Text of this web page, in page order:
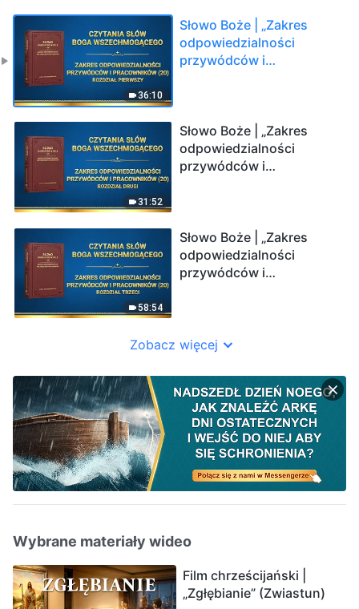
36:10
Słowo Boże | „Zakres
odpowiedzialności
przywódców i
31:52
Słowo Boże | „Zakres
odpowiedzialności
przywódców i
58:54
Słowo Boże | „Zakres
odpowiedzialności
przywódców i
Zobacz więcej
Wybrane materiały wideo
Film chrześcijański |
„Zgłębianie” (Zwiastun)